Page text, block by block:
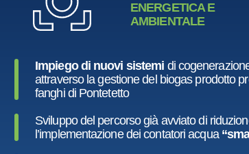
ENERGETICA E
AMBIENTALE
Impiego di nuovi sistemi di
attraverso la gestione del biogas prodotto
fanghi di Pontetetto
Sviluppo del percorso già avviato di
l’implementazione dei contatori acqua